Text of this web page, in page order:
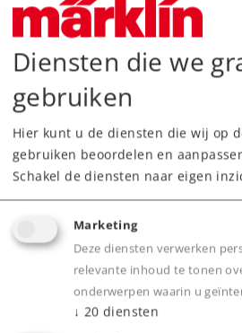
Type
Neem contact op met uw
Downloads
Diensten die we
gebruiken
Hier kunt u de diensten die wij op
gebruiken beoordelen en
Schakel de diensten naar eigen
Marketing
Deze diensten verwerken
relevante inhoud te tonen
onderwerpen waarin u
↓ 20 diensten